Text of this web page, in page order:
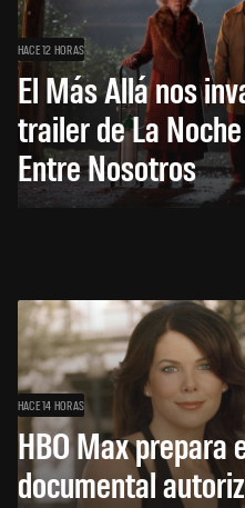
HACE 12 HORAS
El Más Allá nos
trailer de La
Entre Nosotros
HACE 14 HORAS
HBO Max prepara
documental